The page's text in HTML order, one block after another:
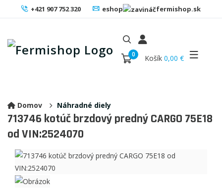
+421 907 752 320 eshop fermishop.sk
0 Košík 0,00 €
Domov Náhradné diely
713746 kotúč brzdový predný CARGO 75E18
od VIN:2524070